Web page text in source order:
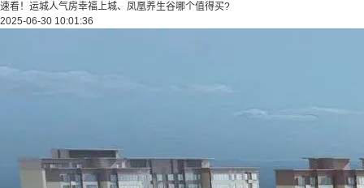
速看！运城人气房幸福上城、凤凰养生谷哪个值得买?
2025-06-30 10:01:36